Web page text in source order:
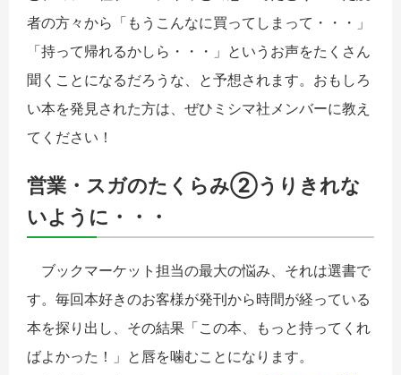
者の方々から「もうこんなに買ってしまって・・・」
「持って帰れるかしら・・・」というお声をたくさん
聞くことになるだろうな、と予想されます。おもしろ
い本を発見された方は、ぜひミシマ社メンバーに教え
てください！
営業・スガのたくらみ②うりきれな
いように・・・
ブックマーケット担当の最大の悩み、それは選書で
す。毎回本好きのお客様が発刊から時間が経っている
本を探り出し、その結果「この本、もっと持ってくれ
ばよかった！」と唇を噛むことになります。